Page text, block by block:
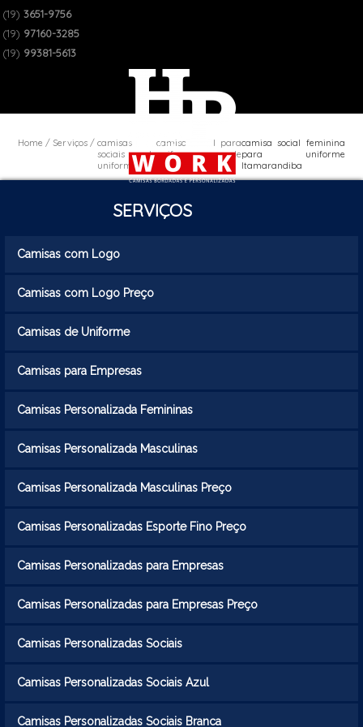
(19) 3651-9756
(19) 97160-3285
(19) 99381-5613
Home Serviços
camisas
sociais de
uniforme
camisa social para
uniforme de
empresa
camisa social feminina
para uniforme
Itamarandiba
SERVIÇOS
Camisas com Logo
Camisas com Logo Preço
Camisas de Uniforme
Camisas para Empresas
Camisas Personalizada Femininas
Camisas Personalizada Masculinas
Camisas Personalizada Masculinas Preço
Camisas Personalizadas Esporte Fino Preço
Camisas Personalizadas para Empresas
Camisas Personalizadas para Empresas Preço
Camisas Personalizadas Sociais
Camisas Personalizadas Sociais Azul
Camisas Personalizadas Sociais Branca